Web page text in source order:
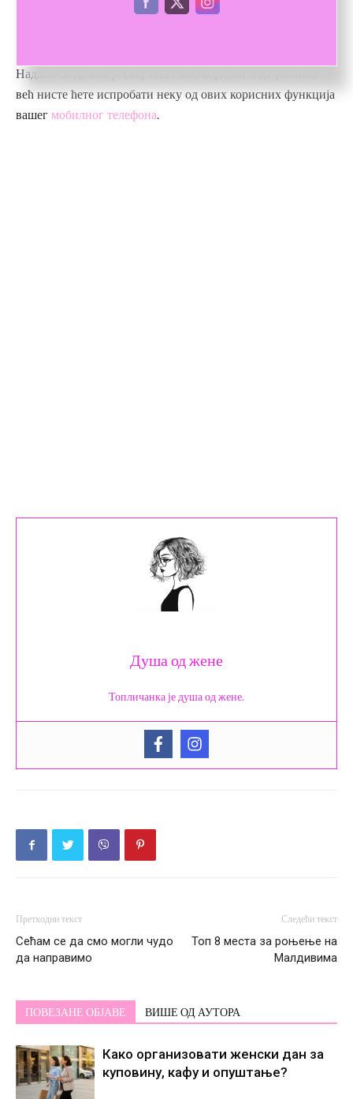
ситуацији ако нисте код куће а потребно је да упалите веш
Надамо се да вам је овај текст био корисан и да уколико
већ нисте ћете испробати неку од ових корисних функција
вашег мобилног телефона.
Душа од жене
Топличанка је душа од жене.
Претходни текст
Сећам се да смо могли чудо
да направимо
Следећи текст
Топ 8 места за роњење на
Малдивима
ПОВЕЗАНЕ ОБЈАВЕ ВИШЕ ОД АУТОРА
Како организовати женски дан за
куповину, кафу и опуштање?